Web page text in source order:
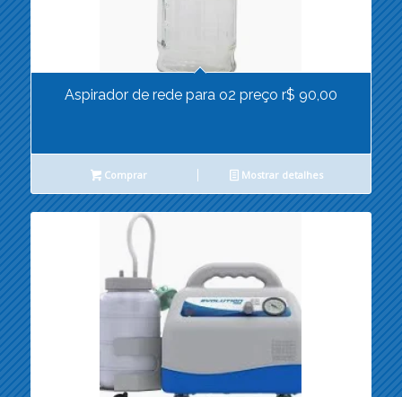
Aspirador de rede para o2 preço r$ 90,00
Comprar Mostrar detalhes